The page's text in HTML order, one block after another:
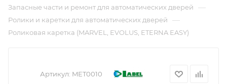
Запасные части и ремонт для автоматических дверей —
Ролики и каретки для автоматических дверей —
Роликовая каретка (MARVEL, EVOLUS, ETERNA EASY)
Артикул: MET0010